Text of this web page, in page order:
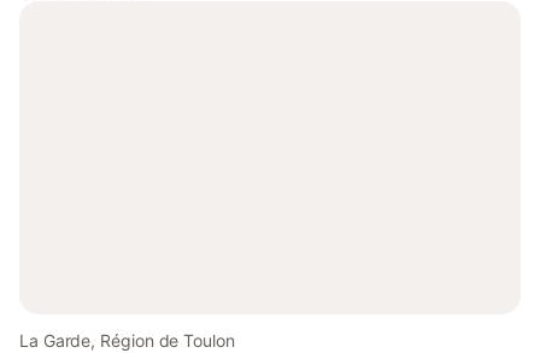
La Garde, Région de Toulon